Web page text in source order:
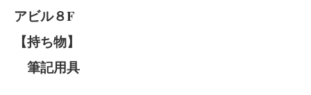
アビル８F
【持ち物】
筆記用具